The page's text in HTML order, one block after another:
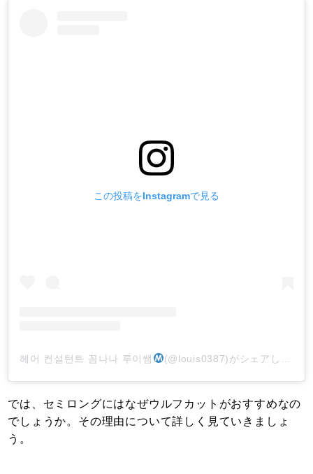
この投稿をInstagramで見る
헤어 컨설턴트 꼼나나 루이쌤 (@louis0387)がシェアした投稿
では、セミロングにはなぜウルフカットがおすすめなの
でしょうか。その理由について詳しく見ていきましょ
う。